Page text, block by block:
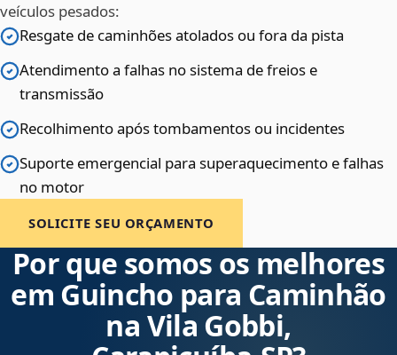
veículos pesados:
Resgate de caminhões atolados ou fora da pista
Atendimento a falhas no sistema de freios e
transmissão
Recolhimento após tombamentos ou incidentes
Suporte emergencial para superaquecimento e falhas
no motor
SOLICITE SEU ORÇAMENTO
Por que somos os melhores
em Guincho para Caminhão
na Vila Gobbi,